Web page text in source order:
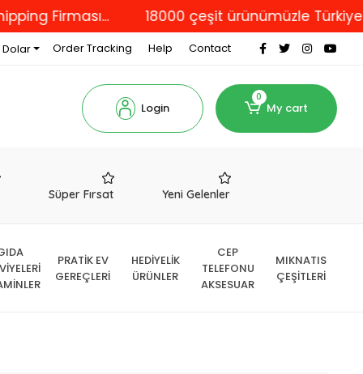
18000 çeşit ürünümüzle Türkiye'nin
Dolar Order Tracking Help Contact
Login
0
My cart
Süper Fırsat Yeni Gelenler
PRATİK EV
GEREÇLERİ
HEDİYELİK
ÜRÜNLER
CEP
TELEFONU
AKSESUAR
MIKNATIS
ÇEŞİTLERİ